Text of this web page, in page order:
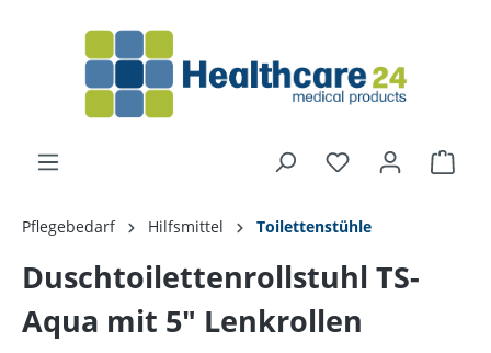
Pflegebedarf Hilfsmittel Toilettenstühle
Duschtoilettenrollstuhl TS-
Aqua mit 5" Lenkrollen